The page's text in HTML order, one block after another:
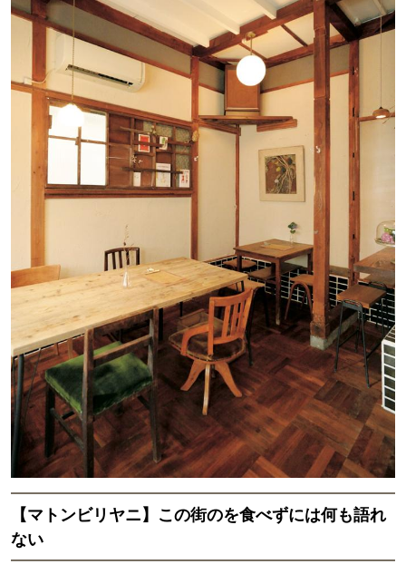
【マトンビリヤニ】この街のを食べずには何も語れ
ない